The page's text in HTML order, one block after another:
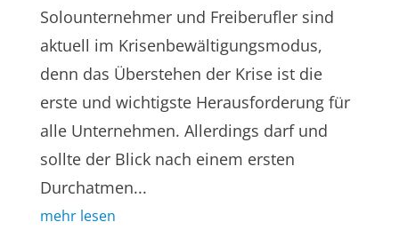
Solounternehmer und Freiberufler sind
aktuell im Krisenbewältigungsmodus,
denn das Überstehen der Krise ist die
erste und wichtigste Herausforderung für
alle Unternehmen. Allerdings darf und
sollte der Blick nach einem ersten
Durchatmen...
mehr lesen